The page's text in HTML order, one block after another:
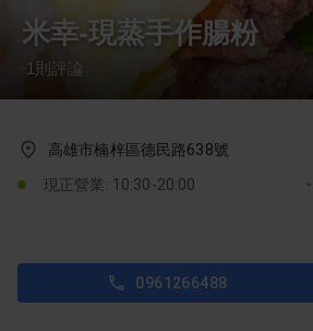
米幸-現蒸手作腸粉
1 則評論
高雄市楠梓區德民路638號
現正營業: 10:30-20:00
0961266488